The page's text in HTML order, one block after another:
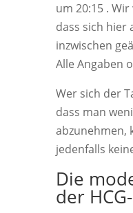
um 20:15 .
dass sich hier
inzwischen
Alle Angaben
Wer sich der
dass man
abzunehmen,
jedenfalls
Die
der